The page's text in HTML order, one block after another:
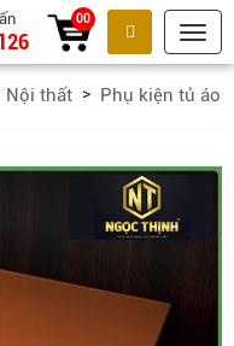
Tìm kiếm
00
Nội thất Phụ kiện tủ áo